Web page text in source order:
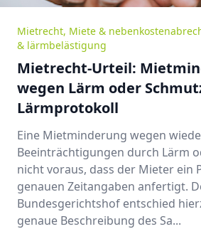
Mietrecht, Miete &
& lärmbelästigung
Mietrecht-Urteil:
wegen Lärm oder
Lärmprotokoll
Eine Mietminderung wegen
Beeinträchtigungen durch Lärm
nicht voraus, dass der Mieter ein
genauen Zeitangaben anfertigt.
Bundesgerichtshof entschied
genaue Beschreibung des Sa...